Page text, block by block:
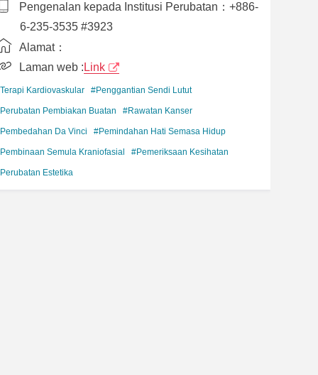
Pengenalan kepada Institusi Perubatan： +886-
6-235-3535 #3923
Alamat：
Laman web :Link
Kardiovaskular #Penggantian Sendi Lutut
Pembiakan Buatan #Rawatan Kanser
Da Vinci #Pemindahan Hati Semasa Hidup
Semula Kraniofasial #Pemeriksaan Kesihatan
Estetika